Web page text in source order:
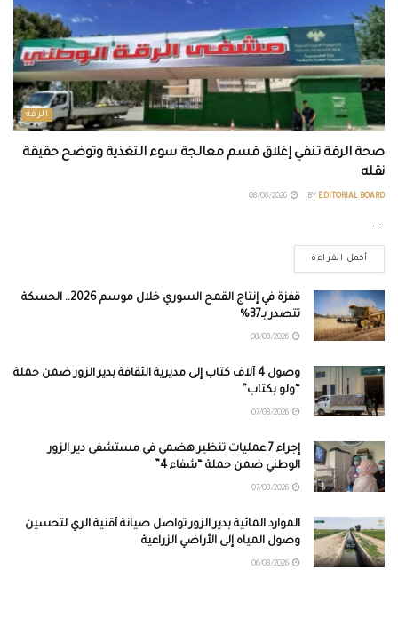
الرقة
صحة الرقة تنفي إغلاق قسم معالجة سوء التغذية وتوضح حقيقة
نقله
BY EDITORIAL BOARD
...
أكمل القراءة
قفزة في إنتاج القمح السوري خلال موسم 2026.. الحسكة
تتصدر بـ37%
وصول 4 آلاف كتاب إلى مديرية الثقافة بدير الزور ضمن حملة
“ولو بكتاب”
إجراء 7 عمليات تنظير هضمي في مستشفى دير الزور
الوطني ضمن حملة “شفاء 4”
الموارد المائية بدير الزور تواصل صيانة أقنية الري لتحسين
وصول المياه إلى الأراضي الزراعية